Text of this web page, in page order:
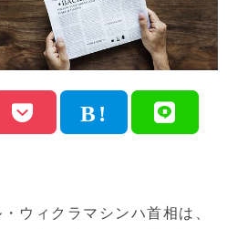
ウィクラマシンハ首相は、